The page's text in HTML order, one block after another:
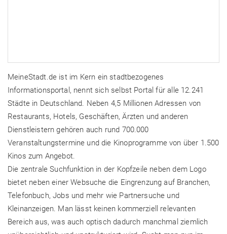
MeineStadt.de ist im Kern ein stadtbezogenes
Informationsportal, nennt sich selbst Portal für alle 12.241
Städte in Deutschland. Neben 4,5 Millionen Adressen von
Restaurants, Hotels, Geschäften, Ärzten und anderen
Dienstleistern gehören auch rund 700.000
Veranstaltungstermine und die Kinoprogramme von über 1.500
Kinos zum Angebot.
Die zentrale Suchfunktion in der Kopfzeile neben dem Logo
bietet neben einer Websuche die Eingrenzung auf Branchen,
Telefonbuch, Jobs und mehr wie Partnersuche und
Kleinanzeigen. Man lässt keinen kommerziell relevanten
Bereich aus, was auch optisch dadurch manchmal ziemlich